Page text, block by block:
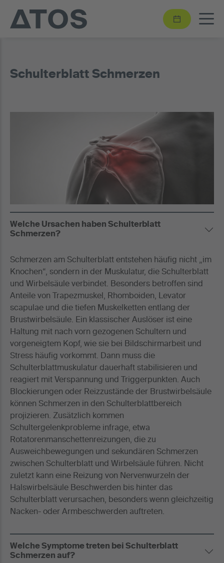
Schulterblatt Schmerzen
Welche Ursachen haben Schulterblatt
Schmerzen?
Schmerzen am Schulterblatt entstehen häufig nicht „im
Knochen“, sondern in der Muskulatur, die Schulterblatt
und Wirbelsäule verbindet. Besonders betroffen sind
Anteile von Trapezmuskel, Rhomboiden, Levator
scapulae und die tiefen Muskelketten entlang der
Brustwirbelsäule. Ein klassischer Auslöser ist eine
Haltung mit nach vorn gezogenen Schultern und
vorgeneigtem Kopf, wie sie bei Bildschirmarbeit und
Stress häufig vorkommt. Dann muss die
Schulterblattmuskulatur dauerhaft stabilisieren und
reagiert mit Verspannung und Triggerpunkten. Auch
Blockierungen oder Reizzustände der Brustwirbelsäule
können Schmerzen in den Schulterblattbereich
projizieren. Zusätzlich kommen
Schultergelenkprobleme infrage, etwa
Rotatorenmanschettenreizungen, die zu
Ausweichbewegungen und sekundären Schmerzen
zwischen Schulterblatt und Wirbelsäule führen. Nicht
zuletzt kann eine Reizung von Nervenwurzeln der
Halswirbelsäule Beschwerden bis hinter das
Schulterblatt verursachen, besonders wenn gleichzeitig
Nacken- oder Armbeschwerden auftreten.
Welche Symptome treten bei Schulterblatt
Schmerzen auf?